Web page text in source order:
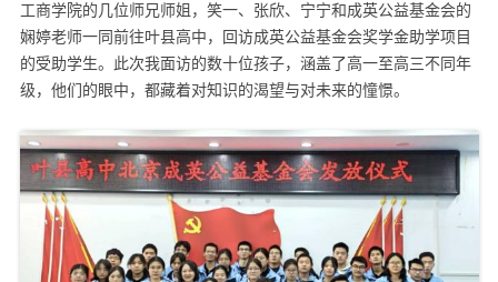
工商学院的几位师兄师姐，笑一、张欣、宁宁和成英公益基金会的
娴婷老师一同前往叶县高中，回访成英公益基金会奖学金助学项目
的受助学生。此次我面访的数十位孩子，涵盖了高一至高三不同年
级，他们的眼中，都藏着对知识的渴望与对未来的憧憬。